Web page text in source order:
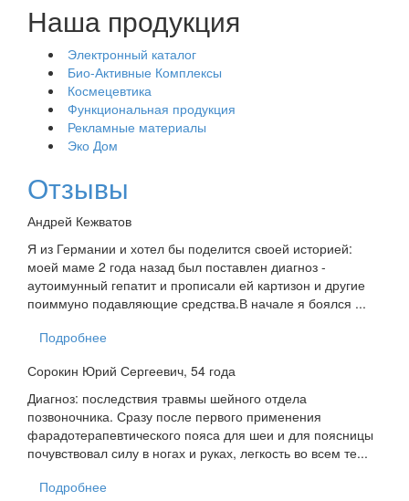
Наша продукция
Электронный каталог
Био-Активные Комплексы
Космецевтика
Функциональная продукция
Рекламные материалы
Эко Дом
Отзывы
Андрей Кежватов
Я из Германии и хотел бы поделится своей историей:
моей маме 2 года назад был поставлен диагноз -
аутоимунный гепатит и прописали ей картизон и другие
поиммуно подавляющие средства.В начале я боялся ...
Подробнее
Сорокин Юрий Сергеевич, 54 года
Диагноз: последствия травмы шейного отдела
позвоночника. Сразу после первого применения
фарадотерапевтического пояса для шеи и для поясницы
почувствовал силу в ногах и руках, легкость во всем те...
Подробнее